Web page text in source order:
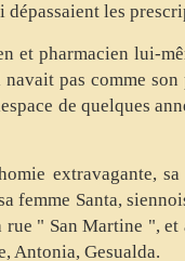
les
pharmacien lui-
pas comme
de quelques
extravagante,
femme Santa,
" San Martine ",
Antonia, Gesualda.